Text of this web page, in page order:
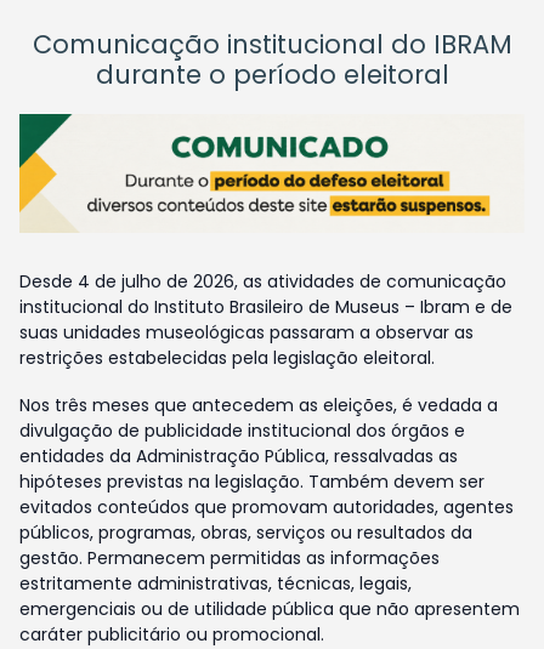
Comunicação institucional do IBRAM
durante o período eleitoral
Desde 4 de julho de 2026, as atividades de comunicação
institucional do Instituto Brasileiro de Museus – Ibram e de
suas unidades museológicas passaram a observar as
restrições estabelecidas pela legislação eleitoral.
Nos três meses que antecedem as eleições, é vedada a
divulgação de publicidade institucional dos órgãos e
entidades da Administração Pública, ressalvadas as
hipóteses previstas na legislação. Também devem ser
evitados conteúdos que promovam autoridades, agentes
públicos, programas, obras, serviços ou resultados da
gestão. Permanecem permitidas as informações
estritamente administrativas, técnicas, legais,
emergenciais ou de utilidade pública que não apresentem
caráter publicitário ou promocional.